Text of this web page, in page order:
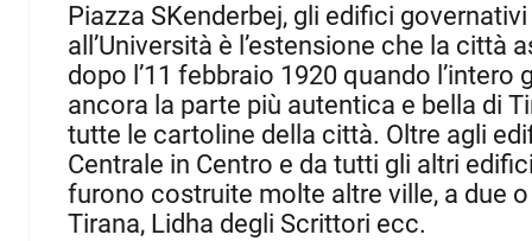
Piazza SKenderbej, gli edifici
all’Università è l’estensione che la città
dopo l’11 febbraio 1920 quando
ancora la parte più autentica e bella di
tutte le cartoline della città. Oltre agli
Centrale in Centro e da tutti gli altri
furono costruite molte altre ville, a due
Tirana, Lidha degli Scrittori ecc.